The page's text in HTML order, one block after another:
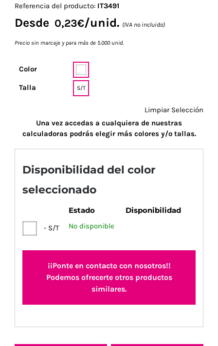
Referencia del producto: IT3491
Desde 0,23€/unid. (IVA no incluido)
Precio sin marcaje y para más de 5.000 unid.
Color
Talla S/T
Limpiar Selección
Una vez accedas a cualquiera de nuestras
calculadoras podrás elegir más colores y/o tallas.
Disponibilidad del color
seleccionado
Estado Disponibilidad
- S/T No disponible
¡¡Ponte en contacto con nosotros!!
Podemos ofrecerte otros productos
similares.